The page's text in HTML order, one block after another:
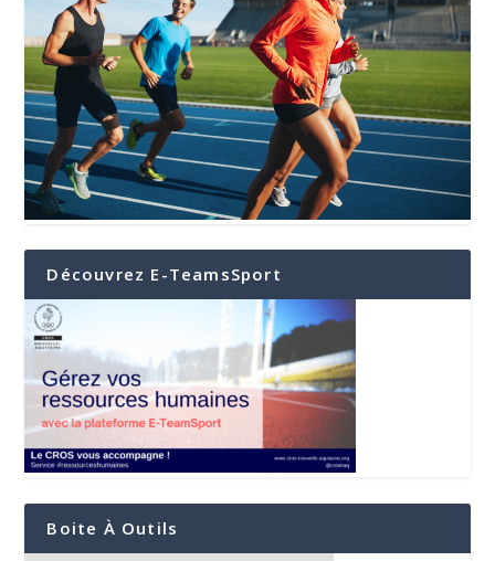
Découvrez E-TeamsSport
Boite À Outils